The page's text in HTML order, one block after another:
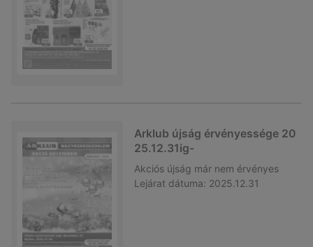
Arklub újság érvényessége 20
25.12.31ig-
Akciós újság már nem érvényes
Lejárat dátuma: 2025.12.31